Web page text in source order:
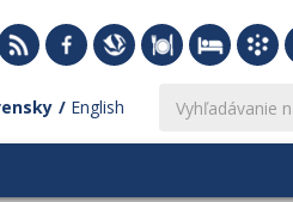
English